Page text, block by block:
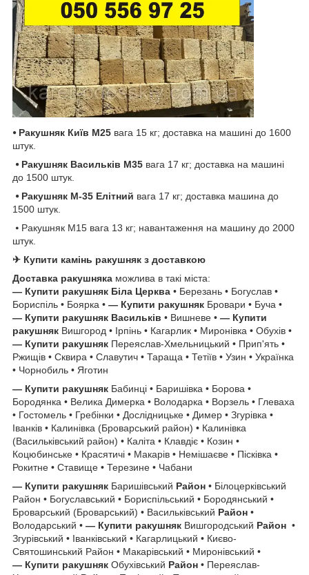
⦁ Ракушняк Київ М25 вага 15 кг; доставка на машині до 1600
штук.
⦁ Ракушняк Васильків М35 вага 17 кг; доставка на машині
до 1500 штук.
⦁ Ракушняк М-35 Елітний вага 17 кг; доставка машина до
1500 штук.
⦁ Ракушняк М15 вага 13 кг; навантаження на машину до 2000
штук.
✈ Купити камінь ракушняк з доставкою
Доставка ракушняка можлива в такі міста:
— Купити ракушняк Біла Церква • Березань • Богуслав •
Бориспіль • Боярка • — Купити ракушняк Бровари • Буча •
— Купити ракушняк Васильків • Вишневе • — Купити
ракушняк Вишгород • Ірпінь • Кагарлик • Миронівка • Обухів •
— Купити ракушняк Переяслав-Хмельницький • Прип'ять •
Ржищів • Сквира • Славутич • Тараща • Тетіїв • Узин • Українка
• Чорнобиль • Яготин
— Купити ракушняк Бабинці • Баришівка • Борова •
Бородянка • Велика Димерка • Володарка • Ворзель • Глеваха
• Гостомель • Гребінки • Дослідницьке • Димер • Згурівка •
Іванків • Калинівка (Броварський район) • Калинівка
(Васильківський район) • Каліта • Клавдіє • Козин •
Коцюбинське • Красятичі • Макарів • Немішаєве • Пісківка •
Рокитне • Ставище • Терезине • Чабани
— Купити ракушняк Баришівський Район • Білоцерківський
Район • Богуславський • Бориспільський • Бородянський •
Броварський (Броварський) • Васильківський Район •
Володарський • — Купити ракушняк Вишгородський Район •
Згурівський • Іванківський • Кагарлицький • Києво-
Святошинський Район • Макарівський • Миронівський •
— Купити ракушняк Обухівський Район • Переяслав-